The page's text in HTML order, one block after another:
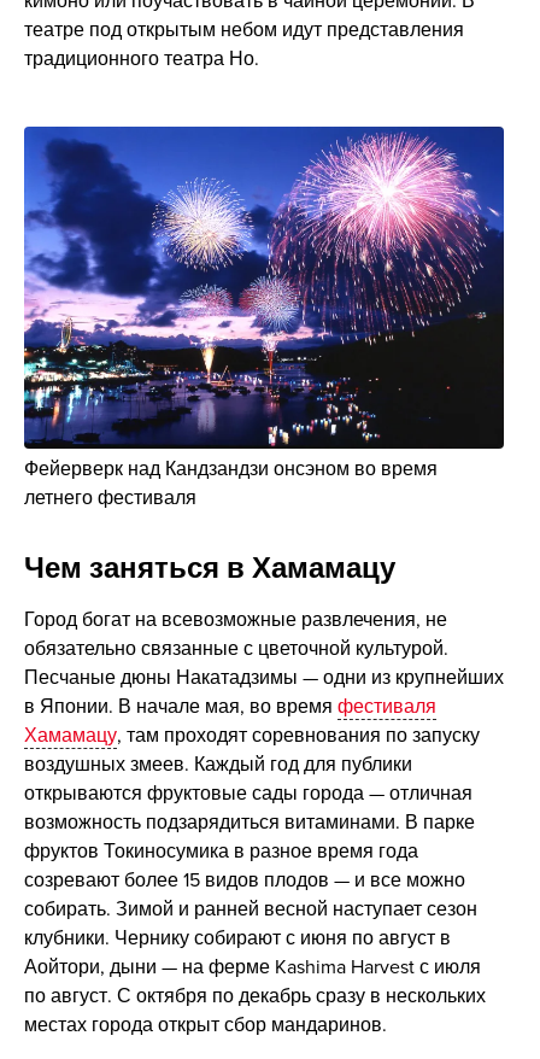
театре под открытым небом идут представления
традиционного театра Но.
Фейерверк над Кандзандзи онсэном во время
летнего фестиваля
Чем заняться в Хамамацу
Город богат на всевозможные развлечения, не
обязательно связанные с цветочной культурой.
Песчаные дюны Накатадзимы — одни из крупнейших
в Японии. В начале мая, во время фестиваля
Хамамацу, там проходят соревнования по запуску
воздушных змеев. Каждый год для публики
открываются фруктовые сады города — отличная
возможность подзарядиться витаминами. В парке
фруктов Токиносумика в разное время года
созревают более 15 видов плодов — и все можно
собирать. Зимой и ранней весной наступает сезон
клубники. Чернику собирают с июня по август в
Аойтори, дыни — на ферме Kashima Harvest с июля
по август. С октября по декабрь сразу в нескольких
местах города открыт сбор мандаринов.